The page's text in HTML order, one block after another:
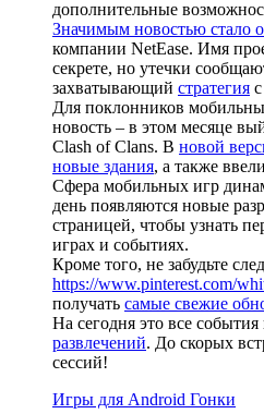
дополнительные
Значимым новостью стало
компании NetEase. Имя
секрете, но утечки
захватывающий стратегия
Для поклонников
новость – в этом месяце
Clash of Clans. В новой
новые здания, а также
Сфера мобильных игр
день появляются новые
страницей, чтобы узнать
играх и событиях.
Кроме того, не забудьте
https://www.pinterest.com/
получать самые свежие
На сегодня это все события
развлечений. До скорых
сессий!
Игры для Android Гонки